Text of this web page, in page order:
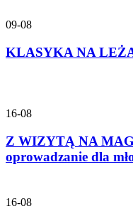
09-08
KLASYKA NA
16-08
Z WIZYTĄ NA
oprowadzanie dla
16-08